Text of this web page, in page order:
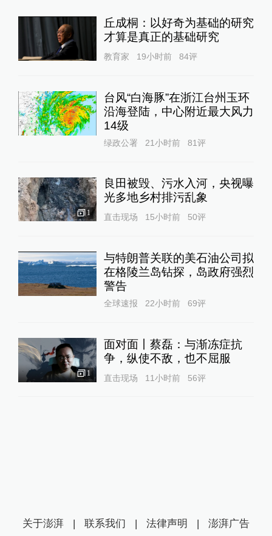
丘成桐：以好奇为基础的研究
才算是真正的基础研究
教育家 19小时前 84评
台风“白海豚”在浙江台州玉环
沿海登陆，中心附近最大风力
14级
绿政公署 21小时前 81评
1
良田被毁、污水入河，央视曝
光多地乡村排污乱象
直击现场 15小时前 50评
与特朗普关联的美石油公司拟
在格陵兰岛钻探，岛政府强烈
警告
全球速报 22小时前 69评
1
面对面丨蔡磊：与渐冻症抗
争，纵使不敌，也不屈服
直击现场 11小时前 56评
关于澎湃 | 联系我们 | 法律声明 | 澎湃广告